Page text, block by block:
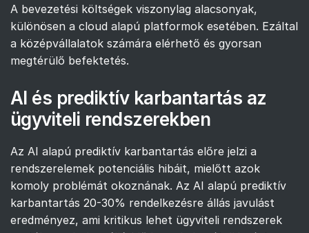
A bevezetési költségek viszonylag alacsonyak,
különösen a cloud alapú platformok esetében. Ezáltal
a középvállalatok számára elérhető és gyorsan
megtérülő befektetés.
AI és prediktív karbantartás az
ügyviteli rendszerekben
Az AI alapú prediktív karbantartás előre jelzi a
rendszerelemek potenciális hibáit, mielőtt azok
komoly problémát okoznának. Az AI alapú prediktív
karbantartás 20-30% rendelkezésre állás javulást
eredményez, ami kritikus lehet ügyviteli rendszerek